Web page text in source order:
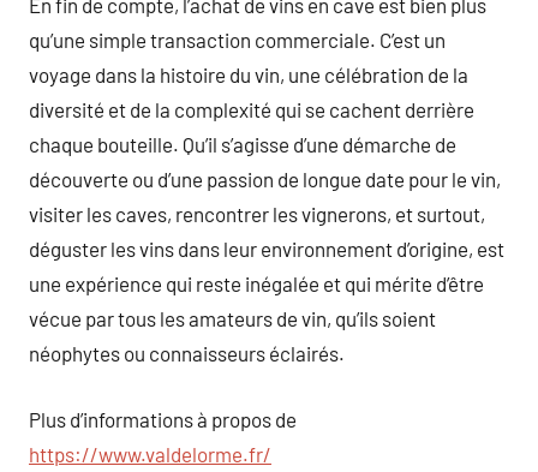
En fin de compte, l’achat de vins en cave est bien plus
qu’une simple transaction commerciale. C’est un
voyage dans la histoire du vin, une célébration de la
diversité et de la complexité qui se cachent derrière
chaque bouteille. Qu’il s’agisse d’une démarche de
découverte ou d’une passion de longue date pour le vin,
visiter les caves, rencontrer les vignerons, et surtout,
déguster les vins dans leur environnement d’origine, est
une expérience qui reste inégalée et qui mérite d’être
vécue par tous les amateurs de vin, qu’ils soient
néophytes ou connaisseurs éclairés.
Plus d’informations à propos de
https://www.valdelorme.fr/